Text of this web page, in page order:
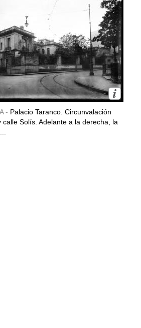
- Palacio Taranco. Circunvalación
calle Solís. Adelante a la derecha, la